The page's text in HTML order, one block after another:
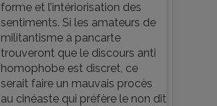
forme et l’intériorisation des
sentiments. Si les amateurs de
militantisme à pancarte
trouveront que le discours anti
homophobe est discret, ce
serait faire un mauvais procès
au cinéaste qui préfère le non dit